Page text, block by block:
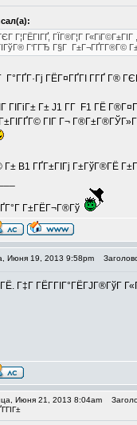
Г¦ГЁГІГҐ, ГЇГ®Г¦Г
Г‘ГГЂ Г§Г Г±Г¬ГҐГ­Г®Г©
Г°ГҐГ·Гј ГЁГ¤ГҐГІ Г­ГҐ Г®
ГІГіГ± Г± J1 Г­Г F1 ГЁ
ГІГ Г¬
Г± B1 ГҐГ±ГІГј Г±ГўГ®ГЁ
Г±ГЁГ¬Г®Гў
Июня 19, 2013 9:58pm
Г‡Г ГЁГ­ГІГ°ГЁГЈГ®ГўГ
Июня 21, 2013 8:04am